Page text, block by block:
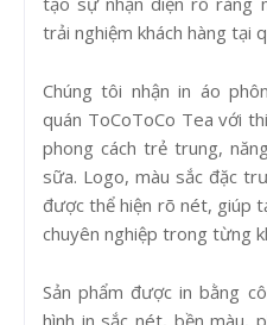
trải nghiệm khách hàng tại
Chúng tôi nhận in áo
quán ToCoToCo Tea với
phong cách trẻ trung,
sữa. Logo, màu sắc đặc
được thể hiện rõ nét, giúp
chuyên nghiệp trong từng
Sản phẩm được in bằng